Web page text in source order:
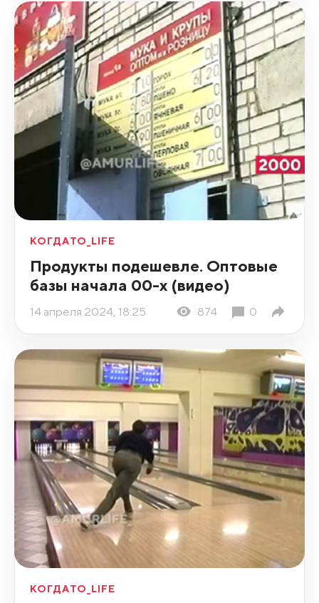
КОГДАТО_LIFE
Продукты подешевле. Оптовые
базы начала 00-х (видео)
14 апреля 2024, 18:25 874 0
КОГДАТО_LIFE